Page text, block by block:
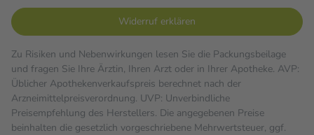
Widerruf erklären
Zu Risiken und Nebenwirkungen lesen Sie die Packungsbeilage
und fragen Sie Ihre Ärztin, Ihren Arzt oder in Ihrer Apotheke. AVP:
Üblicher Apothekenverkaufspreis berechnet nach der
Arzneimittelpreisverordnung. UVP: Unverbindliche
Preisempfehlung des Herstellers. Die angegebenen Preise
beinhalten die gesetzlich vorgeschriebene Mehrwertsteuer, ggf.